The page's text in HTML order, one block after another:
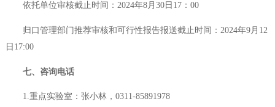
依托单位审核截止时间：2024年8月30日17：00
归口管理部门推荐审核和可行性报告报送截止时间：2024年9月12
日17:00
七、咨询电话
1.重点实验室：张小林，0311-85891978